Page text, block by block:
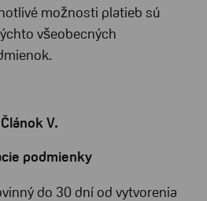
možnosti platieb sú
všeobecných
Článok V.
podmienky
do 30 dní od vytvorenia